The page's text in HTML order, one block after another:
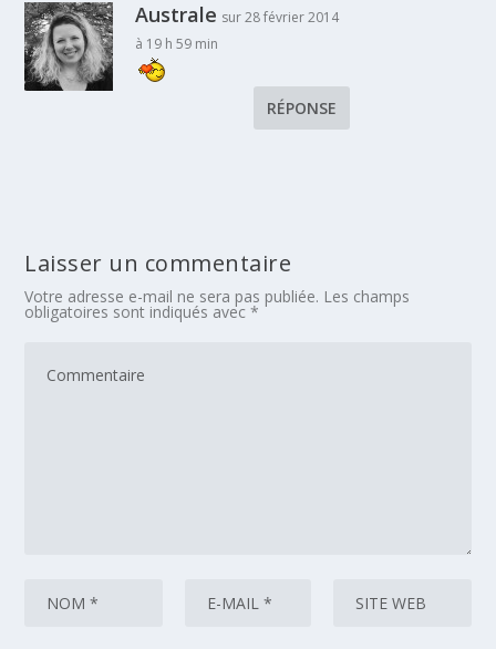
Australe sur 28 février 2014
à 19 h 59 min
RÉPONSE
Laisser un commentaire
Votre adresse e-mail ne sera pas publiée. Les champs
obligatoires sont indiqués avec*